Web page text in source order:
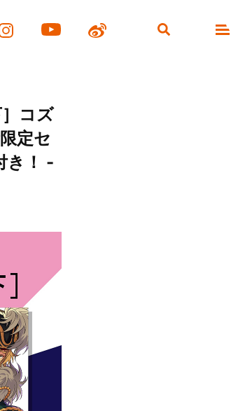
コズ
定セ
き！ -